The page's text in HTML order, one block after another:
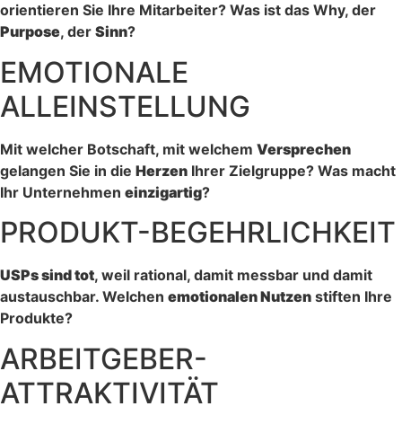
orientieren Sie Ihre Mitarbeiter? Was ist das Why, der
Purpose, der Sinn?
EMOTIONALE
ALLEINSTELLUNG
Mit welcher Botschaft, mit welchem Versprechen
gelangen Sie in die Herzen Ihrer Zielgruppe? Was macht
Ihr Unternehmen einzigartig?
PRODUKT-BEGEHRLICHKEIT
USPs sind tot, weil rational, damit messbar und damit
austauschbar. Welchen emotionalen Nutzen stiften Ihre
Produkte?
ARBEITGEBER-
ATTRAKTIVITÄT